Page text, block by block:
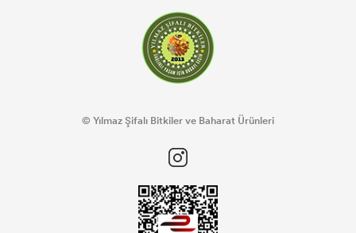
© Yılmaz Şifalı Bitkiler ve Baharat Ürünleri